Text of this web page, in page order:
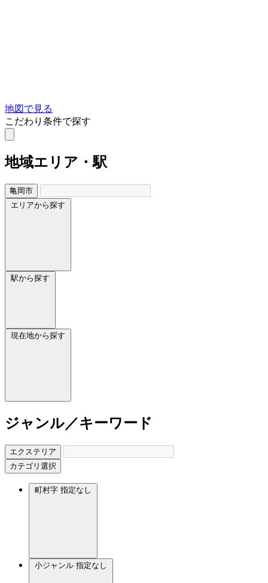
地図で見る
こだわり条件で探す
地域エリア・駅
亀岡市
エリアから探す
駅から探す
現在地から探す
ジャンル／キーワード
エクステリア
カテゴリ選択
町村字 指定なし
小ジャンル 指定なし